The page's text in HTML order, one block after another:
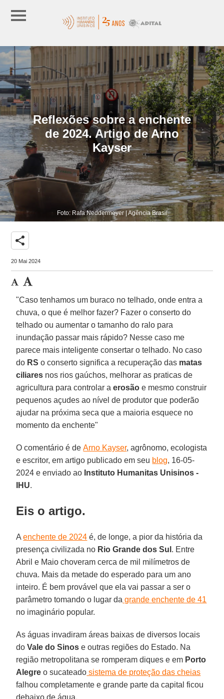
Reflexões sobre a enchente
de 2024. Artigo de Arno
Kayser
Foto: Rafa Neddermeyer | Agência Brasil
share
20 Mai 2024
"Caso tenhamos um buraco no telhado, onde entra a
chuva, o que é melhor fazer? Fazer o conserto do
telhado ou aumentar o tamanho do ralo para
inundação passar mais rápido? Nesse caso me
parece mais inteligente consertar o telhado. No caso
do RS o conserto significa a recuperação das matas
ciliares nos rios gaúchos, melhorar as praticas de
agricultura para controlar aerosão e mesmo construir
pequenos açudes ao nível de produtor que poderão
ajudar na próxima seca que a maioria esquece no
momento da enchente"
O comentário é deArno Kayser, agrônomo, ecologista
e escritor, em artigo publicado em seu blog, 16-05-
2024 e enviado ao Instituto Humanitas Unisinos -
IHU.
Eis o artigo.
Aenchente de 2024 é, de longe, a pior da história da
presença civilizada no Rio Grande dos Sul . Entre
Abril e Maio choveram cerca de mil milímetros de
chuva. Mais da metade do esperado para um ano
inteiro. É bem provável que ela vai passar a ser o
parâmetro tomando o lugar da grande enchente de 41
no imaginário popular.
As águas invadiram áreas baixas de diversos locais
doVale do Sinos e outras regiões do Estado. Na
região metropolitana se romperam diques e em Porto
Alegre o sucateado sistema de proteção das cheias
falhou completamente e grande parte da capital ficou
debaixo de água.